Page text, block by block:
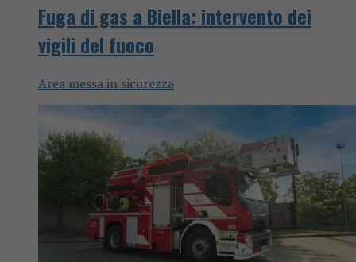
Fuga di gas a Biella: intervento dei
vigili del fuoco
Area messa in sicurezza